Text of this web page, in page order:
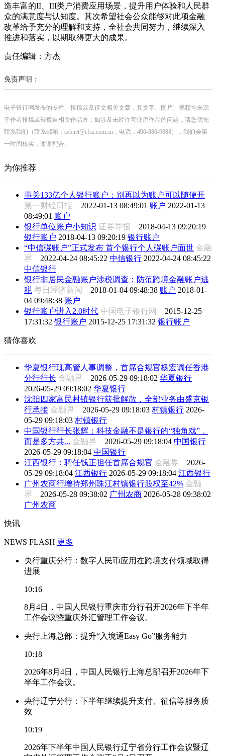
造丰富的II、III类户消费应用场景，提升用户体验和人民群
众的满意度与认知度。其次希望社会公众能够对此项金融
改革给予充分的理解和支持，全社会共同努力，继续深入
推进和落实，以期取得更大的成果。
责任编辑：方杰
免责声明：
电子银行网发布的专栏、投稿以及征文相关文章，其文字、图片、视频均来源
于作者投稿或转载自相关作品方；如涉及未经许可使用作品的问题，请您优先
联系我们（联系邮箱：cebnet@cfca.com.cn，电话：400-880-9888），我们会第
一时间核实，谢谢配合。
为你推荐
事关133亿个人银行账户：别再以为账户可以随便开
第一财经日报 2022-01-13 08:49:01 账户 2022-01-13
08:49:01 账户
银行单位账户小知识 证券导报 2018-04-13 09:20:19
银行账户 2018-04-13 09:20:19 银行账户
“中信碳账户”正式发布 首个银行个人碳账户面世 金融
界 2022-04-24 08:45:22 中信银行 2022-04-24 08:45:22
中信银行
银行非居民金融账户涉税调查：防范跨境金融账户逃
税 每日经济新闻 2018-01-04 09:48:38 账户 2018-01-
04 09:48:38 账户
银行账户进入2.0时代 中国电子银行网 2015-12-25
17:31:32 银行账户 2015-12-25 17:31:32 银行账户
猜你喜欢
华夏银行现高管人事调整，首席合规官杨宏调任香港
分行行长 金融界 2026-05-29 09:18:02 华夏银行
2026-05-29 09:18:02 华夏银行
沈阳四家富民村镇银行获批解散，全部业务由盛京银
行承接 金融界 2026-05-29 09:18:03 村镇银行 2026-
05-29 09:18:03 村镇银行
中国银行行长张辉：科技金融不是银行的“独角戏”，
而是多方共... 金融界 2026-05-29 09:18:04 中国银行
2026-05-29 09:18:04 中国银行
江西银行：聘任钱正担任首席合规官 金融界 2026-
05-29 09:18:04 江西银行 2026-05-29 09:18:04 江西银行
广州农商行增持郑州珠江村镇银行股权至42% 金融
界 2026-05-28 09:38:02 广州农商 2026-05-28 09:38:02
广州农商
快讯
NEWS FLASH 更多
央行重庆分行：数字人民币应用在跨境支付领域取得
进展
10:16
8月4日，中国人民银行重庆市分行召开2026年下半年
工作会议暨重庆外汇管理工作会议。
央行上海总部：提升“入境通Easy Go”服务能力
10:18
2026年8月4日，中国人民银行上海总部召开2026年下
半年工作会议。
央行辽宁分行：下半年继续提升支付、征信等服务质
效
10:19
2026年下半年中国人民银行辽宁省分行工作会议暨辽